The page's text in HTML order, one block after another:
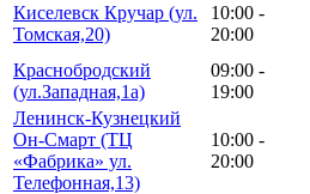
Киселевск Кручар (ул.
Томская,20)
10:00 -
20:00
Краснобродский
(ул.Западная,1а)
09:00 -
19:00
Ленинск-Кузнецкий
Он-Смарт (ТЦ
«Фабрика» ул.
Телефонная,13)
10:00 -
20:00